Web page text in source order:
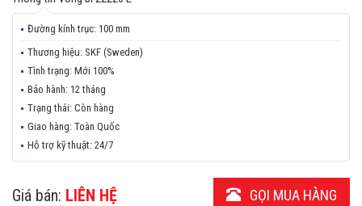
Đường kính trục: 100 mm
Thương hiệu: SKF (Sweden)
Tình trạng: Mới 100%
Bảo hành: 12 tháng
Trạng thái: Còn hàng
Giao hàng: Toàn Quốc
Hỗ trợ kỹ thuật: 24/7
Giá bán: LIÊN HỆ GỌI MUA HÀNG